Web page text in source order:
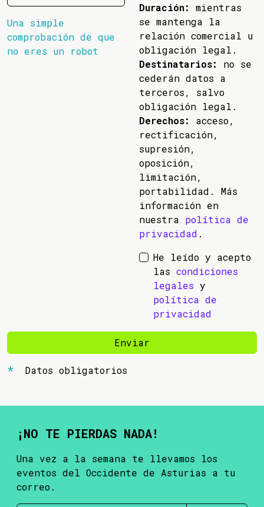
Una simple
comprobación de que
no eres un robot
Duración:
mientras
se mantenga la
relación comercial u
obligación legal.
Destinatarios:
no se
cederán datos a
terceros, salvo
obligación legal.
Derechos:
acceso,
rectificación,
supresión,
oposición,
limitación,
portabilidad. Más
información en
nuestra política de
privacidad .
He leído y acepto
las condiciones
legales y
política de
privacidad
Enviar
Datos obligatorios
¡NO TE PIERDAS NADA!
Una vez a la semana te llevamos los
eventos del Occidente de Asturias a tu
correo.